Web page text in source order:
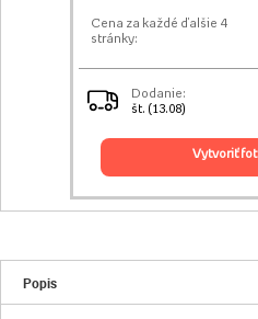
Cena za každé ďalšie 4
stránky:
Dodanie:
št. (13.08)
vytvoriť
Popis